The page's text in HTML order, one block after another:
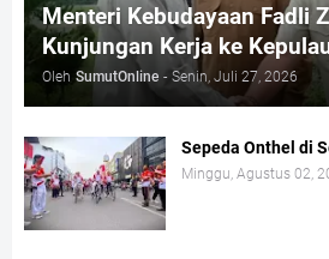
Menteri Kebudayaan Fadli
Kunjungan Kerja ke
Oleh SumutOnline - Senin, Juli 27, 2026
Sepeda Onthel di
Minggu, Agustus 02,